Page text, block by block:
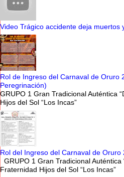
Video Trágico accidente deja muertos
Rol de Ingreso del Carnaval de Oruro
Peregrinación)
GRUPO 1 Gran Tradicional
Hijos del Sol “Los
Rol del Ingreso del Carnaval de Oruro
GRUPO 1 Gran Tradicional
Fraternidad Hijos del Sol